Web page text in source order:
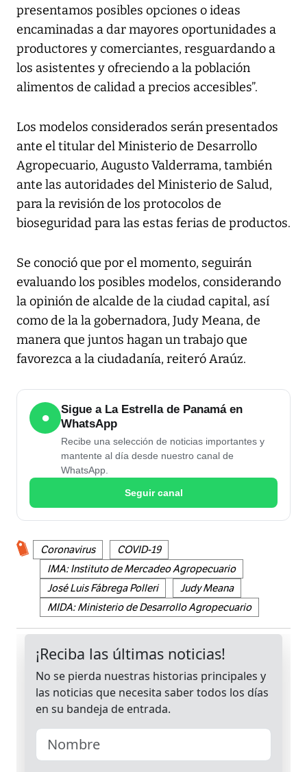
presentamos posibles opciones o ideas
encaminadas a dar mayores oportunidades a
productores y comerciantes, resguardando a
los asistentes y ofreciendo a la población
alimentos de calidad a precios accesibles”.
Los modelos considerados serán presentados
ante el titular del Ministerio de Desarrollo
Agropecuario, Augusto Valderrama, también
ante las autoridades del Ministerio de Salud,
para la revisión de los protocolos de
bioseguridad para las estas ferias de productos.
Se conoció que por el momento, seguirán
evaluando los posibles modelos, considerando
la opinión de alcalde de la ciudad capital, así
como de la la gobernadora, Judy Meana, de
manera que juntos hagan un trabajo que
favorezca a la ciudadanía, reiteró Araúz.
●
Sigue a La Estrella de Panamá en
WhatsApp
Recibe una selección de noticias importantes y
mantente al día desde nuestro canal de
WhatsApp.
Seguir canal
Coronavirus
COVID-19
IMA: Instituto de Mercadeo Agropecuario
José Luis Fábrega Polleri
Judy Meana
MIDA: Ministerio de Desarrollo Agropecuario